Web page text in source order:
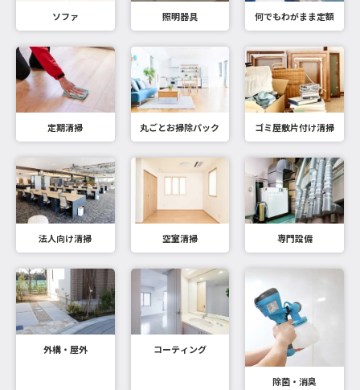
ソファ 照明器具 何でもわがまま定額
定期清掃 丸ごとお掃除パック ゴミ屋敷片付け清掃
法人向け清掃 空室清掃 専門設備
外構・屋外 コーティング
除菌・消臭